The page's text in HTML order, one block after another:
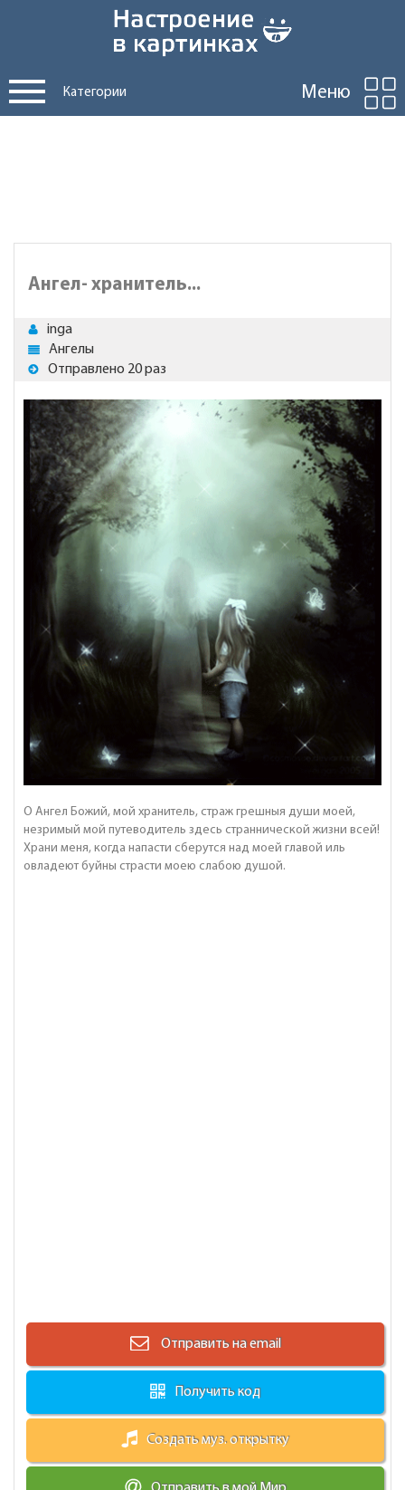
Категории Меню
Ангел- хранитель...
inga
Ангелы
Отправлено 20 раз
О Ангел Божий, мой хранитель, cтраж грешныя души моей,
незримый мой путеводитель здесь страннической жизни всей!
Храни меня, когда напасти сберутся над моей главой иль
овладеют буйны страсти моею слабою душой.
Отправить на email
Получить код
Создать муз. открытку